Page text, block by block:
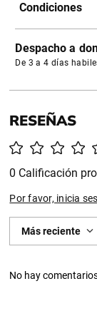
Condiciones
Despacho a
De 3 a 4 días
0 Calificación
Por favor, inicia
Más reciente
No hay